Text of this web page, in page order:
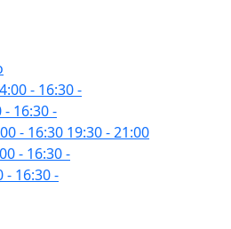
- 16:30-
- 16:30-
- 16:30 19:30 - 21:00
- 16:30-
- 16:30-